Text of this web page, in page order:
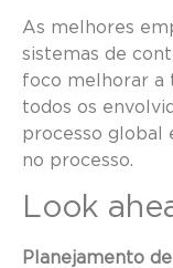
As melhores
sistemas de
foco melhorar a
todos os
processo global
no processo.
Look
Planejamento